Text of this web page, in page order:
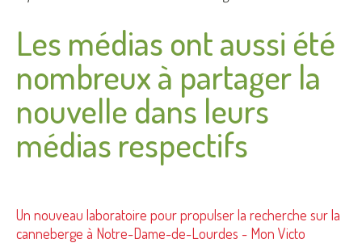
Les médias ont aussi été
nombreux à partager la
nouvelle dans leurs
médias respectifs
Un nouveau laboratoire pour propulser la recherche sur la
canneberge à Notre-Dame-de-Lourdes - Mon Victo